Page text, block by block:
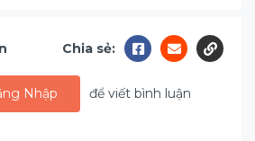
Chia sẻ:
Nhập để viết bình luận